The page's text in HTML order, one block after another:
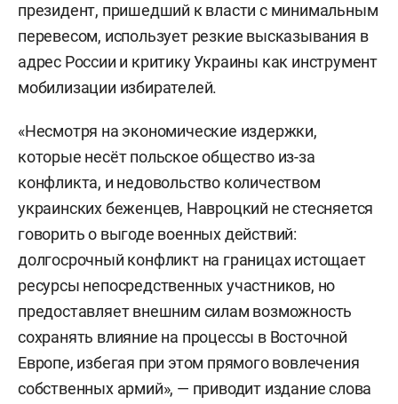
президент, пришедший к власти с минимальным
перевесом, использует резкие высказывания в
адрес России и критику Украины как инструмент
мобилизации избирателей.
«Несмотря на экономические издержки,
которые несёт польское общество из-за
конфликта, и недовольство количеством
украинских беженцев, Навроцкий не стесняется
говорить о выгоде военных действий:
долгосрочный конфликт на границах истощает
ресурсы непосредственных участников, но
предоставляет внешним силам возможность
сохранять влияние на процессы в Восточной
Европе, избегая при этом прямого вовлечения
собственных армий», — приводит издание слова